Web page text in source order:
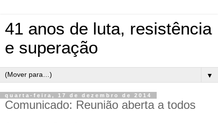
41 anos de luta, resistência
e superação
▼
quarta-feira, 17 de dezembro de 2014
Comunicado: Reunião aberta a todos